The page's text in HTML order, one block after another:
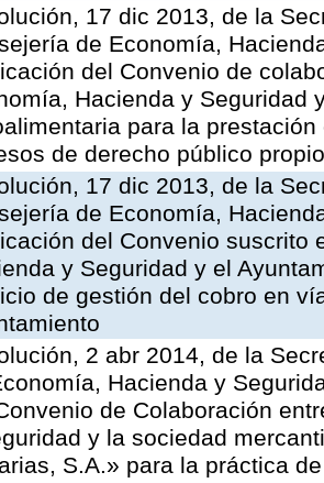
17 dic 2013, de la
de Economía,
del Convenio de
Hacienda y Seguridad
para la
de derecho público
17 dic 2013, de la
de Economía,
del Convenio suscrito
y Seguridad y el
de gestión del cobro en
2 abr 2014, de la
Hacienda y
de Colaboración
y la sociedad
S.A.» para la práctica